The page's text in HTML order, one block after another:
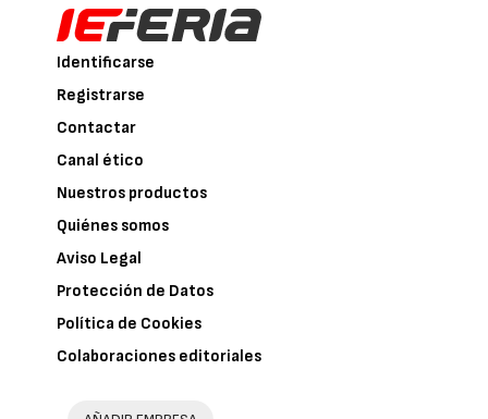
Identificarse
Registrarse
Contactar
Canal ético
Nuestros productos
Quiénes somos
Aviso Legal
Protección de Datos
Política de Cookies
Colaboraciones editoriales